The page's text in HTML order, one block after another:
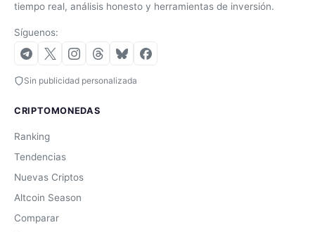
tiempo real, análisis honesto y herramientas de inversión.
Síguenos:
Sin publicidad personalizada
CRIPTOMONEDAS
Ranking
Tendencias
Nuevas Criptos
Altcoin Season
Comparar